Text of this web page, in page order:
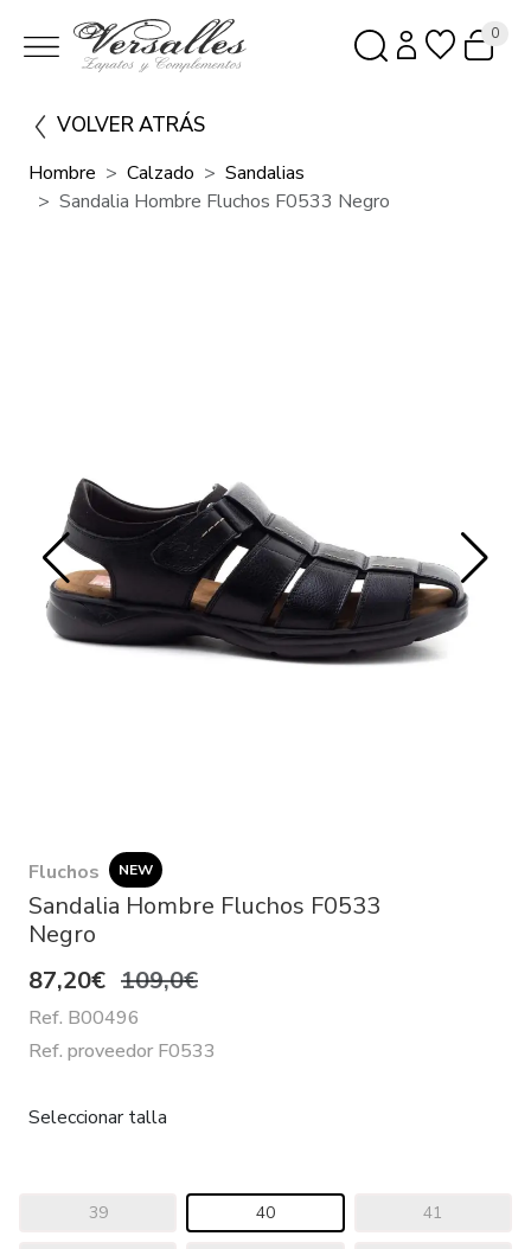
0
VOLVER ATRÁS
Hombre Calzado
Sandalias
Sandalia Hombre Fluchos F0533 Negro
Fluchos NEW
Sandalia Hombre Fluchos F0533
Negro
87,20€ 109,0€
Ref. B00496
Ref. proveedor F0533
Seleccionar talla
39 40 41